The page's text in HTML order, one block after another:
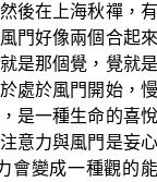
後在上海秋禪，有
門好像兩個合起來
是那個覺，覺就是
處於風門開始，慢
是一種生命的喜悅
意力與風門是妄心
會變成一種觀的能